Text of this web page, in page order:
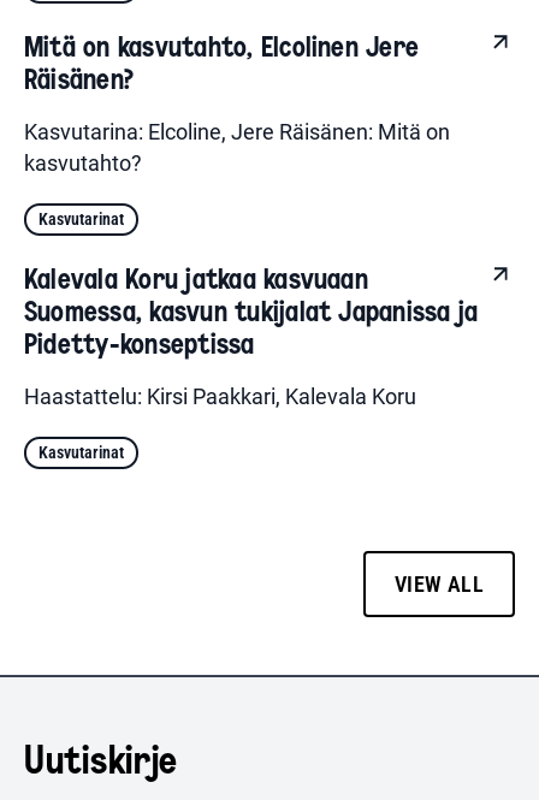
Mitä on kasvutahto, Elcolinen Jere
Räisänen?
Kasvutarina: Elcoline, Jere Räisänen: Mitä on
kasvutahto?
Kasvutarinat
Kalevala Koru jatkaa kasvuaan
Suomessa, kasvun tukijalat Japanissa ja
Pidetty-konseptissa
Haastattelu: Kirsi Paakkari, Kalevala Koru
Kasvutarinat
VIEW ALL
Uutiskirje